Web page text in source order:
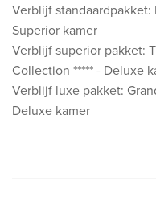
Verblijf standaardpakket:
Superior kamer
Verblijf superior pakket:
Collection ***** - Deluxe
Verblijf luxe pakket:
Deluxe kamer